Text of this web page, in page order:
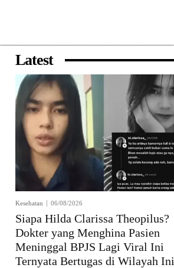
Latest
Kesehatan 06/08/2026
Siapa Hilda Clarissa Theopilus?
Dokter yang Menghina Pasien
Meninggal BPJS Lagi Viral Ini
Ternyata Bertugas di Wilayah Ini